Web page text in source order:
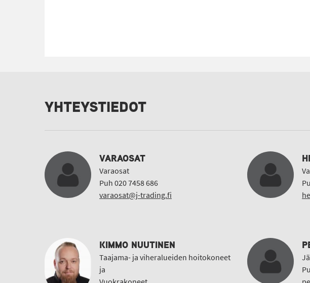
YHTEYSTIEDOT
VARAOSAT
Varaosat
Puh 020 7458 686
varaosat@j-trading.fi
KIMMO NUUTINEN
Taajama- ja viheralueiden hoitokoneet
ja